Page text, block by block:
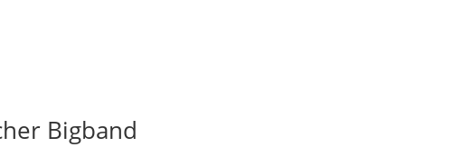
Bigband